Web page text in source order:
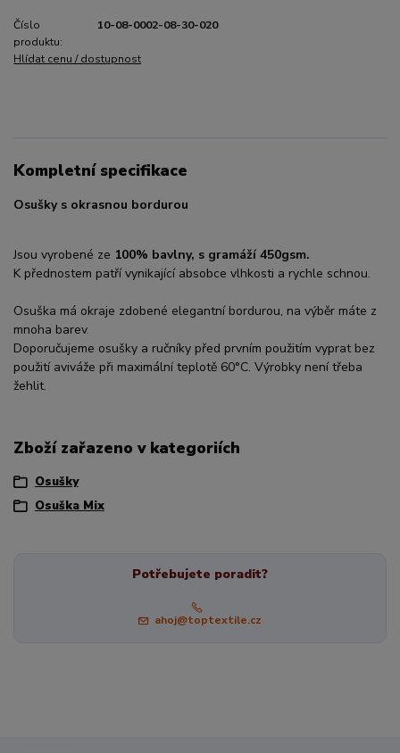
Číslo
produktu:
10-08-0002-08-30-020
Hlídat cenu / dostupnost
Kompletní specifikace
Osušky s okrasnou bordurou
Jsou vyrobené ze 100% bavlny, s gramáží 450gsm.
K přednostem patří vynikající absobce vlhkosti a rychle schnou.
Osuška má okraje zdobené elegantní bordurou, na výběr máte z
mnoha barev.
Doporučujeme osušky a ručníky před prvním použitím vyprat bez
použití aviváže při maximální teplotě 60°C. Výrobky není třeba
žehlit.
Zboží zařazeno v kategoriích
Osušky
Osuška Mix
Potřebujete poradit?
ahoj@toptextile.cz